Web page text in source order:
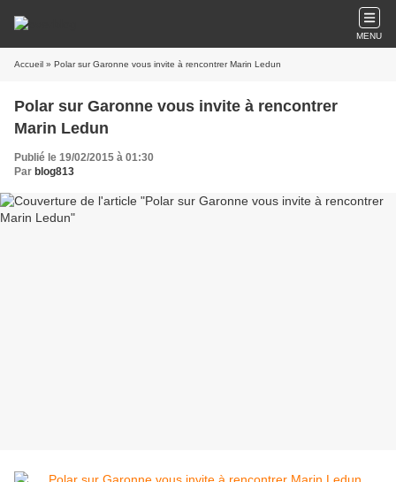
MENU
Accueil » Polar sur Garonne vous invite à rencontrer Marin Ledun
Polar sur Garonne vous invite à rencontrer
Marin Ledun
Publié le 19/02/2015 à 01:30
Par blog813